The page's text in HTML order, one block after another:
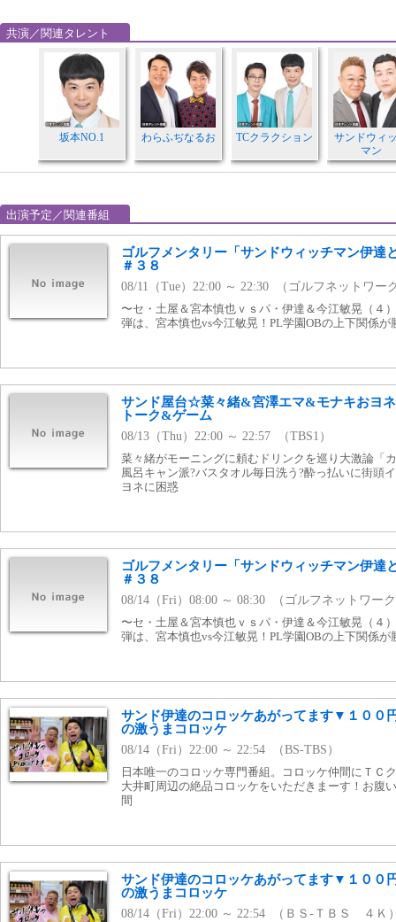
共演／関連タレント
坂本NO.1 わらふぢなるお TCクラクション
サンドウィ
マン
出演予定／関連番組
ゴルフメンタリー「サンドウィッチマン伊達
＃３８
08/11（Tue）22:00 ～ 22:30 （ゴルフネットワー
〜セ・土屋＆宮本慎也ｖｓパ・伊達＆今江敏晃（
弾は、宮本慎也vs今江敏晃！PL学園OBの上下関係が
サンド屋台☆菜々緒&宮澤エマ&モナキおヨ
トーク&ゲーム
08/13（Thu）22:00 ～ 22:57 （TBS1）
菜々緒がモーニングに頼むドリンクを巡り大激論「
風呂キャン派?バスタオル毎日洗う?酔っ払いに街頭
ヨネに困惑
ゴルフメンタリー「サンドウィッチマン伊達
＃３８
08/14（Fri）08:00 ～ 08:30 （ゴルフネットワー
〜セ・土屋＆宮本慎也ｖｓパ・伊達＆今江敏晃（
弾は、宮本慎也vs今江敏晃！PL学園OBの上下関係が
サンド伊達のコロッケあがってます▼１００
の激うまコロッケ
08/14（Fri）22:00 ～ 22:54 （BS-TBS）
日本唯一のコロッケ専門番組。コロッケ仲間にＴＣ
大井町周辺の絶品コロッケをいただきまーす！お腹
間
サンド伊達のコロッケあがってます▼１００
の激うまコロッケ
08/14（Fri）22:00 ～ 22:54 （ＢＳ-ＴＢＳ ４Ｋ